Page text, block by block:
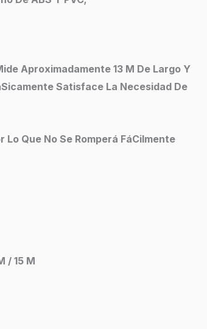
Aproximadamente 13 M De Largo Y
Satisface La Necesidad De
Lo Que No Se Romperá FáCilmente
/ 15 M